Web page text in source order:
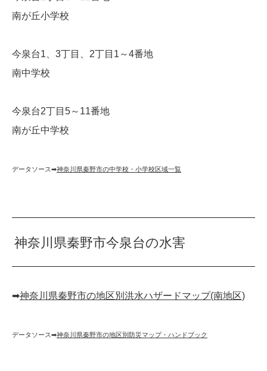
南が丘小学校
今泉台1、3丁目、2丁目1～4番地
南中学校
今泉台2丁目5～11番地
南が丘中学校
データソース➡︎神奈川県秦野市の中学校・小学校区域一覧
神奈川県秦野市今泉台の水害
➡︎神奈川県秦野市の地区別洪水ハザードマップ(南地区)
データソース➡︎神奈川県秦野市の地区別防災マップ・ハンドブック